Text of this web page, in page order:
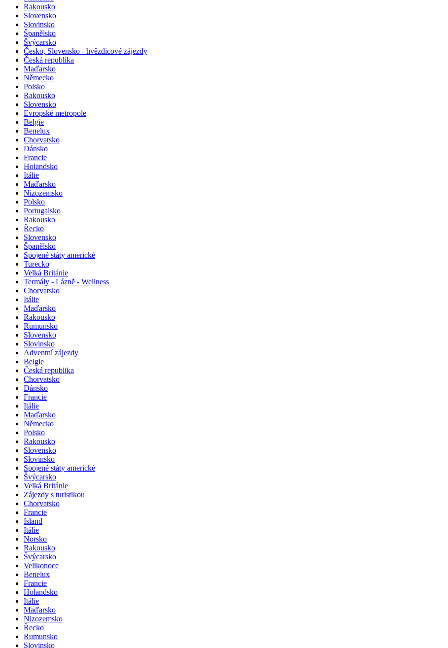
Rakousko
Slovensko
Slovinsko
Španělsko
Švýcarsko
Česko, Slovensko - hvězdicové zájezdy
Česká republika
Maďarsko
Německo
Polsko
Rakousko
Slovensko
Evropské metropole
Belgie
Benelux
Chorvatsko
Dánsko
Francie
Holandsko
Itálie
Maďarsko
Nizozemsko
Polsko
Portugalsko
Rakousko
Řecko
Slovensko
Španělsko
Spojené státy americké
Turecko
Velká Británie
Termály - Lázně - Wellness
Chorvatsko
Itálie
Maďarsko
Rakousko
Rumunsko
Slovensko
Slovinsko
Adventní zájezdy
Belgie
Česká republika
Chorvatsko
Dánsko
Francie
Itálie
Maďarsko
Německo
Polsko
Rakousko
Slovensko
Slovinsko
Spojené státy americké
Švýcarsko
Velká Británie
Zájezdy s turistikou
Chorvatsko
Francie
Island
Itálie
Norsko
Rakousko
Švýcarsko
Velikonoce
Benelux
Francie
Holandsko
Itálie
Maďarsko
Nizozemsko
Řecko
Rumunsko
Slovinsko